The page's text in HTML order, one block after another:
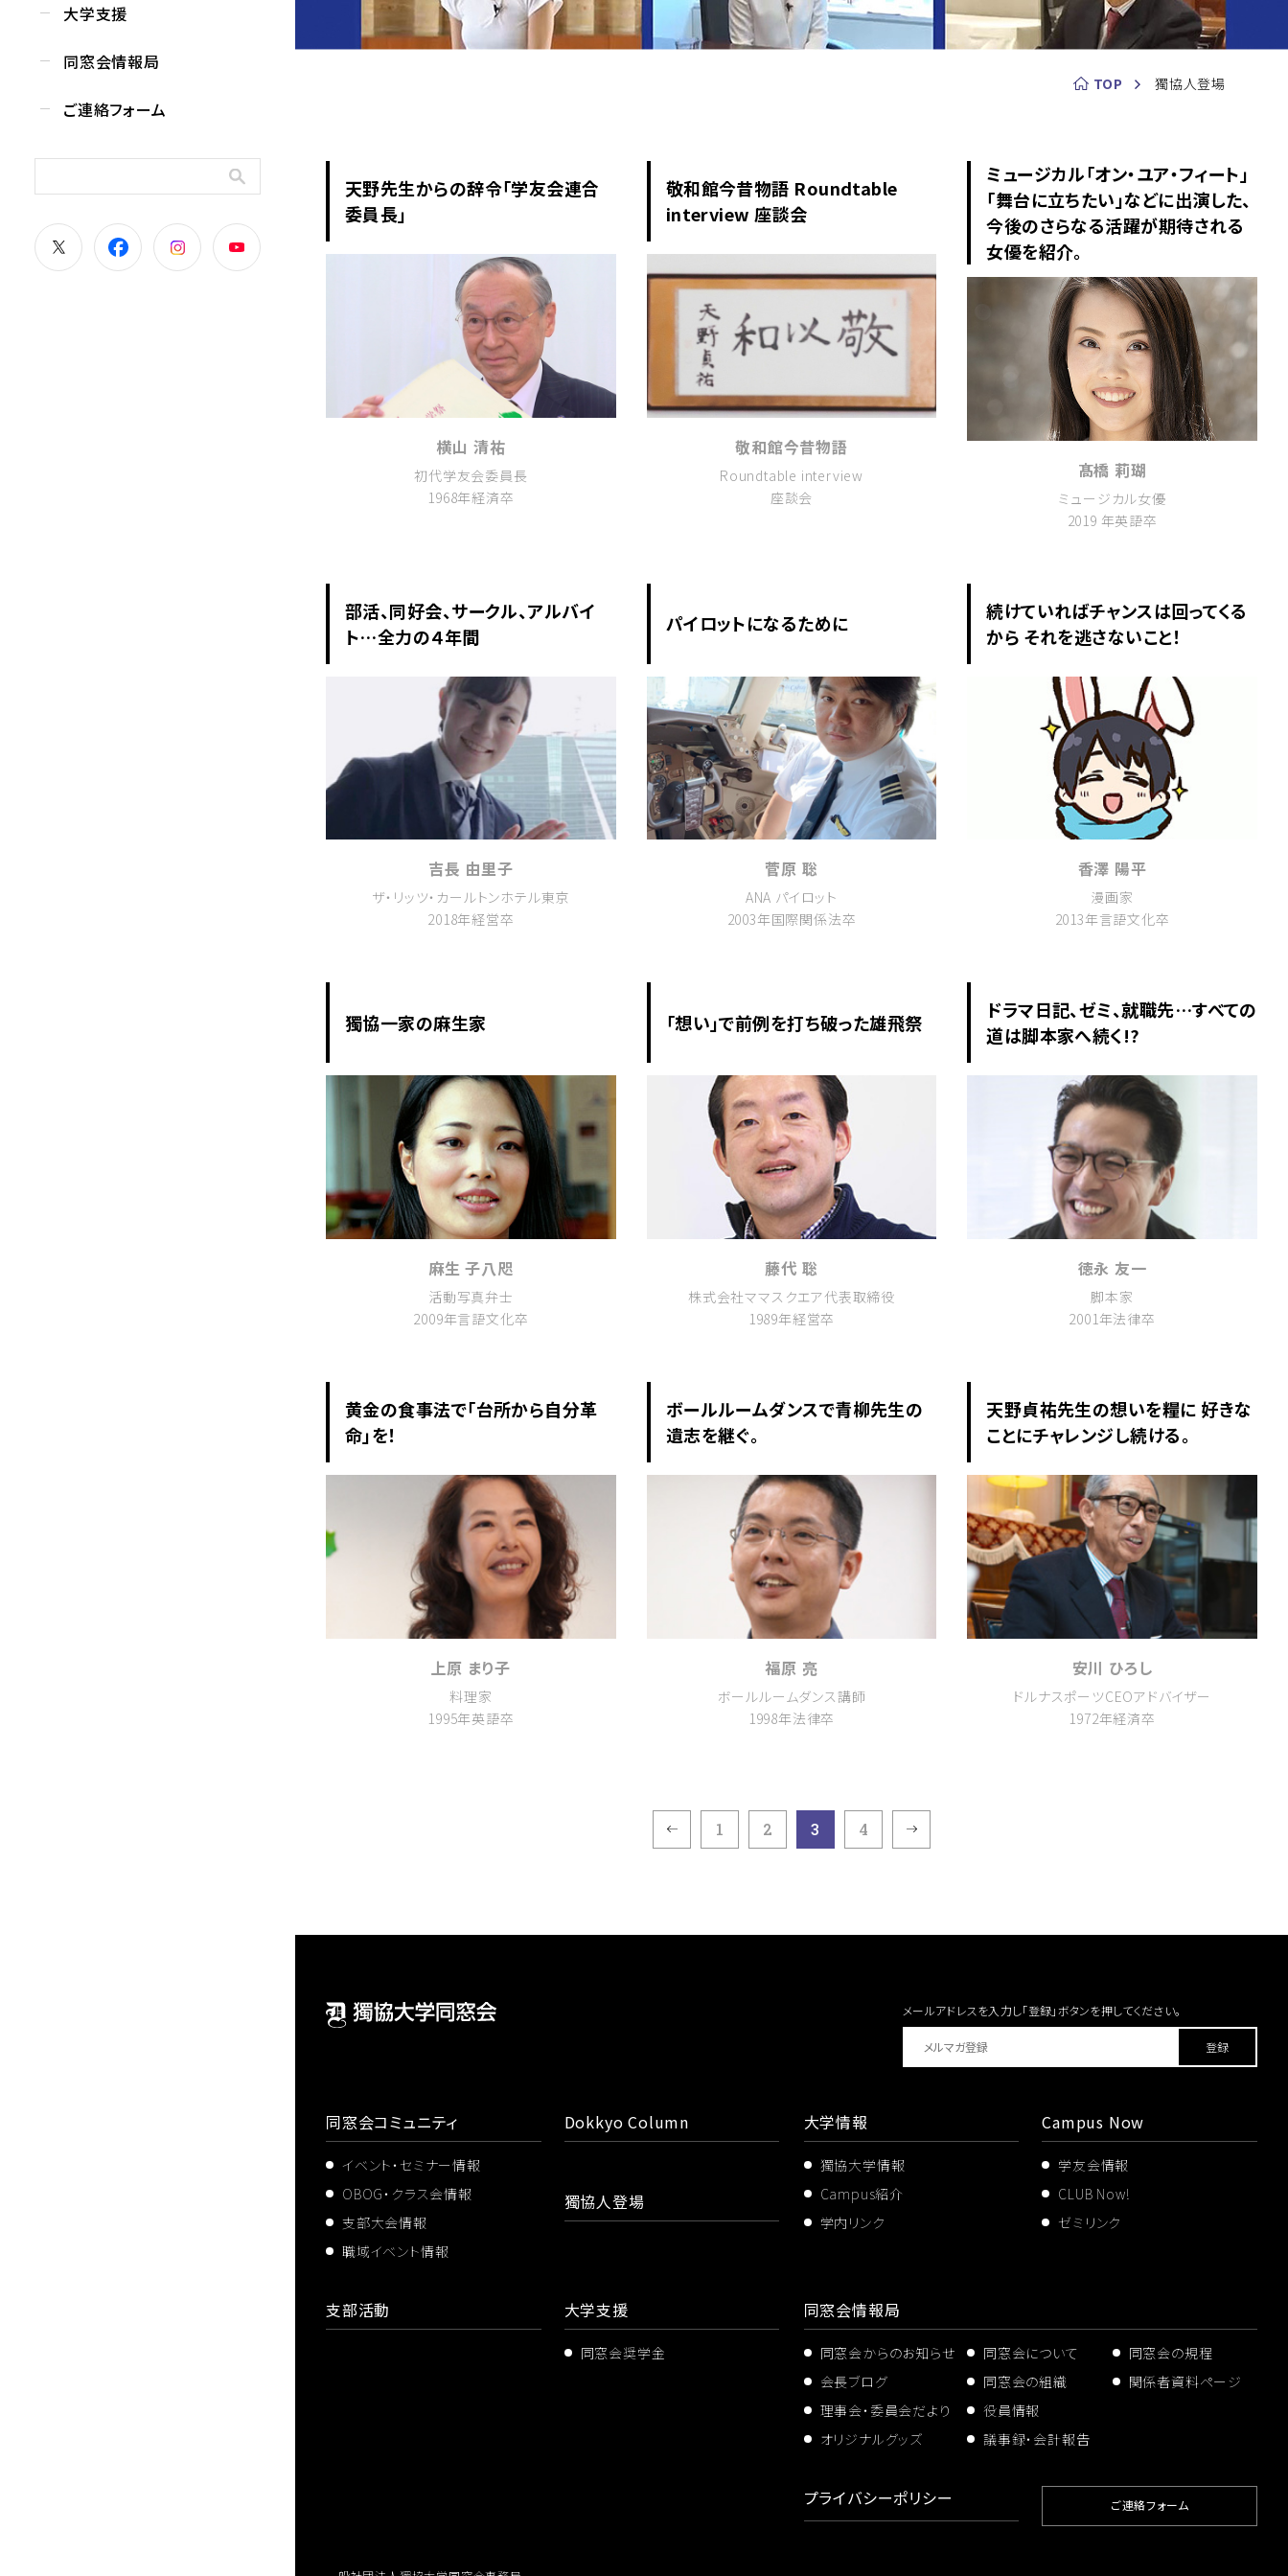
大学支援
同窓会情報局
ご連絡フォーム
TOP 獨協人登場
天野先生からの辞令「学友会連合
委員長」
横山 清祐
初代学友会委員長
1968年経済卒
敬和館今昔物語 Roundtable
interview 座談会
敬和館今昔物語
Roundtable interview
座談会
ミュージカル「オン・ユア・フィート」
「舞台に立ちたい」などに出演した、
今後のさらなる活躍が期待される
女優を紹介。
髙橋 莉瑚
ミュージカル女優
2019 年英語卒
部活、同好会、サークル、アルバイ
ト…全力の４年間
吉長 由里子
ザ・リッツ・カールトンホテル東京
2018年経営卒
パイロットになるために
菅原 聡
ANA パイロット
2003年国際関係法卒
続けていればチャンスは回ってくる
から それを逃さないこと！
香澤 陽平
漫画家
2013年言語文化卒
獨協一家の麻生家
麻生 子八咫
活動写真弁士
2009年言語文化卒
「想い」で前例を打ち破った雄飛祭
藤代 聡
株式会社ママスクエア代表取締役
1989年経営卒
ドラマ日記、ゼミ、就職先…すべての
道は脚本家へ続く!?
徳永 友一
脚本家
2001年法律卒
黄金の食事法で「台所から自分革
命」を！
上原 まり子
料理家
1995年英語卒
ボールルームダンスで青柳先生の
遺志を継ぐ。
福原 亮
ボールルームダンス講師
1998年法律卒
天野貞祐先生の想いを糧に 好きな
ことにチャレンジし続ける。
安川 ひろし
ドルナスポーツCEOアドバイザー
1972年経済卒
1 2 3 4
メールアドレスを入力し「登録」ボタンを押してください。
同窓会コミュニティ
イベント・セミナー情報
OBOG・クラス会情報
支部大会情報
職域イベント情報
Dokkyo Column
獨協人登場
大学情報
獨協大学情報
Campus紹介
学内リンク
Campus Now
学友会情報
CLUB Now!
ゼミリンク
支部活動 大学支援
同窓会奨学金
同窓会情報局
同窓会からのお知らせ
会長ブログ
理事会・委員会だより
オリジナルグッズ
同窓会について
同窓会の組織
役員情報
議事録・会計報告
同窓会の規程
関係者資料ページ
プライバシーポリシー ご連絡フォーム